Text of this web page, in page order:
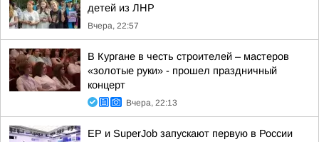
детей из ЛНР
Вчера, 22:57
В Кургане в честь строителей – мастеров
«золотые руки» - прошел праздничный
концерт
Вчера, 22:13
ЕР и SuperJob запускают первую в России